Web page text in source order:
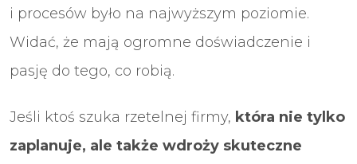
i procesów było na najwyższym poziomie.
Widać, że mają ogromne doświadczenie i
pasję do tego, co robią.
Jeśli ktoś szuka rzetelnej firmy, która nie tylko
zaplanuje, ale także wdroży skuteczne